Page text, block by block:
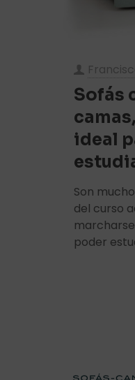
Sofás
ideal
Son
del curso
poder